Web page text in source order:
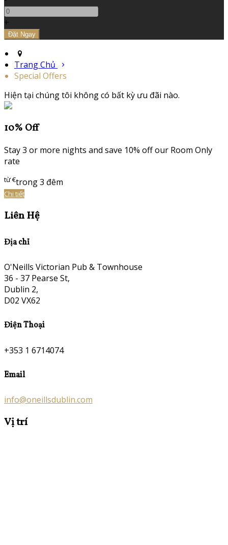
+
Trang Chủ
Special Offers
Hiện tại chúng tôi không có bất kỳ ưu đãi nào.
10% Off
Stay 3 or more nights and save 10% off our Room Only
rate
từ€trong 3 đêm
Chi tiết
Liên Hệ
Địa chỉ
O'Neills Victorian Pub & Townhouse
36 - 37 Pearse St,
Dublin 2,
D02 VX62
Điện Thoại
+353 1 6714074
Email
info@oneillsdublin.com
Vị trí